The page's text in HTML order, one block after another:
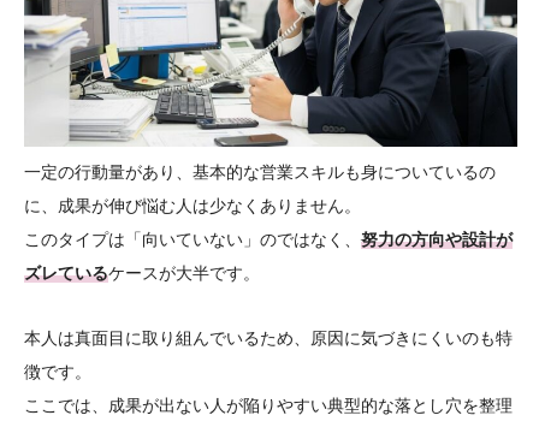
一定の行動量があり、基本的な営業スキルも身についているの
に、成果が伸び悩む人は少なくありません。
このタイプは「向いていない」のではなく、 努力の方向や設計が
ズレているケースが大半です。
本人は真面目に取り組んでいるため、原因に気づきにくいのも特
徴です。
ここでは、成果が出ない人が陥りやすい典型的な落とし穴を整理